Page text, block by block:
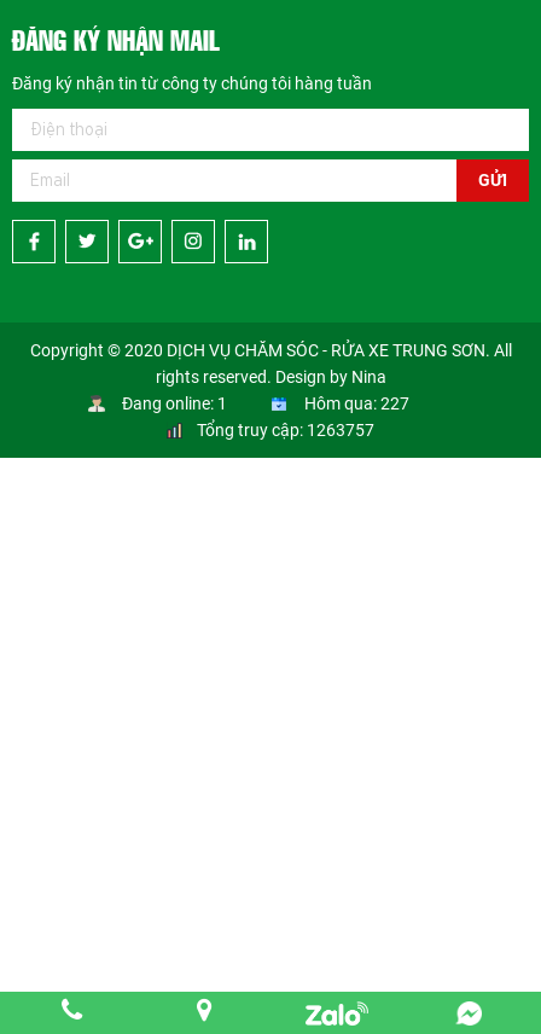
ĐĂNG KÝ NHẬN MAIL
Đăng ký nhận tin từ công ty chúng tôi hàng tuần
GỬI
Copyright © 2020 DỊCH VỤ CHĂM SÓC - RỬA XE TRUNG SƠN. All
rights reserved. Design by Nina
Đang online: 1
Hôm qua: 227
Tổng truy cập: 1263757